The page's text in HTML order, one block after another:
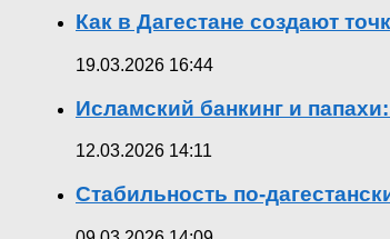
Как в Дагестане создают
19.03.2026 16:44
Исламский банкинг и
12.03.2026 14:11
Стабильность по-